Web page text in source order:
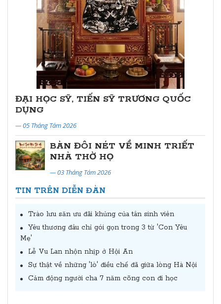
ĐẠI HỌC SỸ, TIẾN SỸ TRƯƠNG QUỐC
DỤNG
— 05 Tháng Tám 2026
BÀN ĐÔI NÉT VỀ MINH TRIẾT
NHÀ THỜ HỌ
— 03 Tháng Tám 2026
TIN TRÊN DIỄN ĐÀN
Trào lưu săn ưu đãi khủng của tân sinh viên
Yêu thương đâu chỉ gói gọn trong 3 từ 'Con Yêu
Mẹ'
Lễ Vu Lan nhộn nhịp ở Hội An
Sự thật về những 'lò' điều chế đã giữa lòng Hà Nội
Cảm động người cha 7 năm cõng con đi học